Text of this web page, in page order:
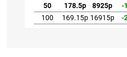
178.5р 8925р
-
100
169.15р 16915р -